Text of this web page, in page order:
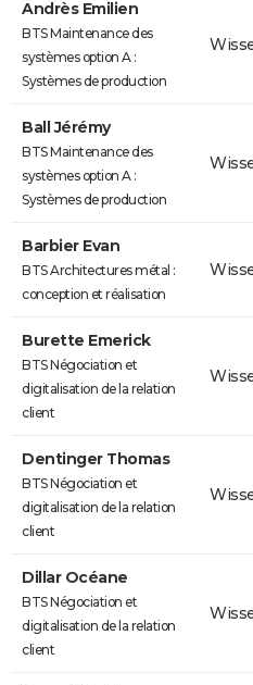
Andrès Emilien
BTS Maintenance des
systèmes option A :
Systèmes de production
Ball Jérémy
BTS Maintenance des
systèmes option A :
Systèmes de production
Barbier Evan
BTS Architectures métal :
conception et réalisation
Burette Emerick
BTS Négociation et
digitalisation de la relation
client
Dentinger Thomas
BTS Négociation et
digitalisation de la relation
client
Dillar Océane
BTS Négociation et
digitalisation de la relation
client